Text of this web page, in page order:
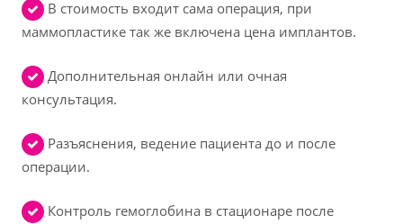
В стоимость входит сама операция, при
маммопластике так же включена цена имплантов.
Дополнительная онлайн или очная
консультация.
Разъяснения, ведение пациента до и после
операции.
Контроль гемоглобина в стационаре после